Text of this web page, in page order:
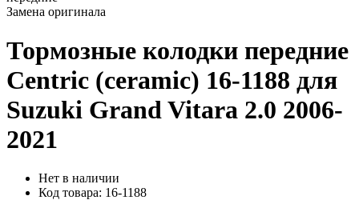
Замена оригинала
Тормозные колодки передние
Centric (ceramic) 16-1188 для
Suzuki Grand Vitara 2.0 2006-
2021
Нет в наличии
Код товара: 16-1188